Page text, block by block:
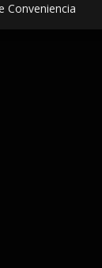
Conveniencia